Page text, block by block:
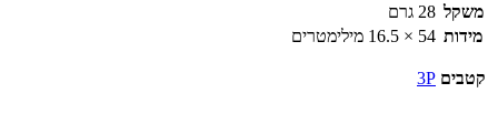
משקל 28 גרם
מידות 54 × 16.5 מילימטרים
קטבים 3P